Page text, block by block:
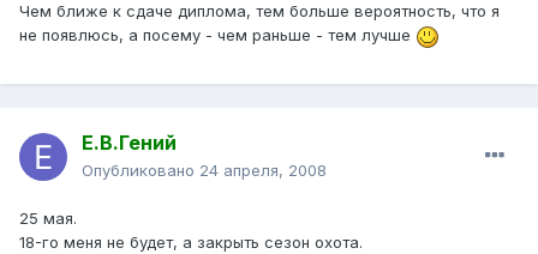
Чем ближе к сдаче диплома, тем больше вероятность, что я
не появлюсь, а посему - чем раньше - тем лучше
Е.В.Гений
Опубликовано 24 апреля, 2008
25 мая.
18-го меня не будет, а закрыть сезон охота.